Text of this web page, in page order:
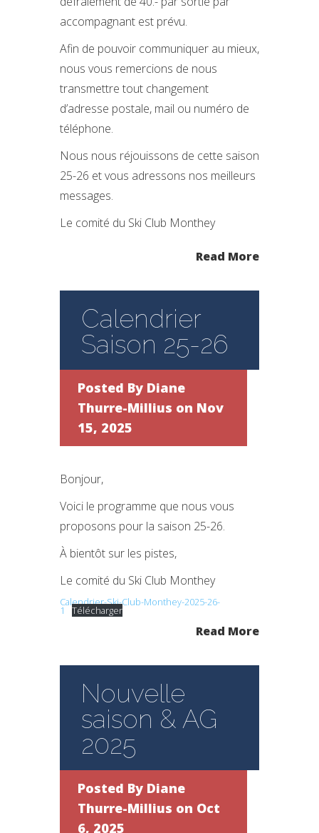
accompagnant est prévu.
Afin de pouvoir communiquer au mieux,
nous vous remercions de nous
transmettre tout changement
d’adresse postale, mail ou numéro de
téléphone.
Nous nous réjouissons de cette saison
25-26 et vous adressons nos meilleurs
messages.
Le comité du Ski Club Monthey
Read More
Calendrier
Saison 25-26
Posted By Diane
Thurre-Millius on Nov
15, 2025
Bonjour,
Voici le programme que nous vous
proposons pour la saison 25-26.
À bientôt sur les pistes,
Le comité du Ski Club Monthey
Calendrier-Ski-Club-Monthey-2025-26-
1 Télécharger
Read More
Nouvelle
saison & AG
2025
Posted By Diane
Thurre-Millius on Oct
6, 2025